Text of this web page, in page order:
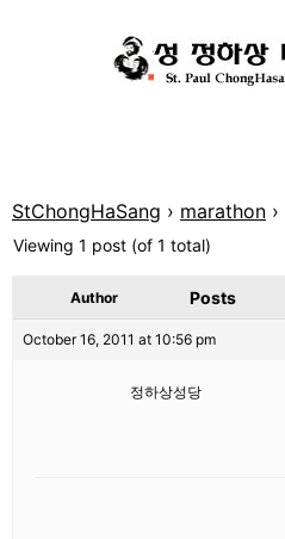
StChongHaSang › marathon ›
Viewing 1 post (of 1 total)
Author Posts
October 16, 2011 at 10:56 pm
정하상성당